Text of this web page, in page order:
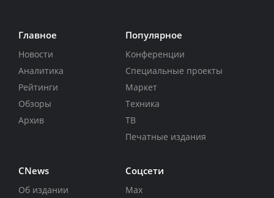
Главное
Новости
Аналитика
Рейтинги
Обзоры
Архив
Популярное
Конференции
Специальные проекты
Маркет
Техника
ТВ
Печатные издания
CNews
Об издании
Соцсети
Max